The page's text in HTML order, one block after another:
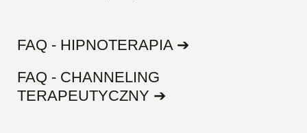
FAQ - HIPNOTERAPIA ➔
FAQ - CHANNELING
TERAPEUTYCZNY ➔